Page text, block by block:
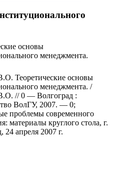
основы
менеджмента.
Теоретические основы
менеджмента. /
// 0 — Волгоград :
ВолГУ, 2007. — 0;
проблемы современного
материалы круглого стола, г.
24 апреля 2007 г.